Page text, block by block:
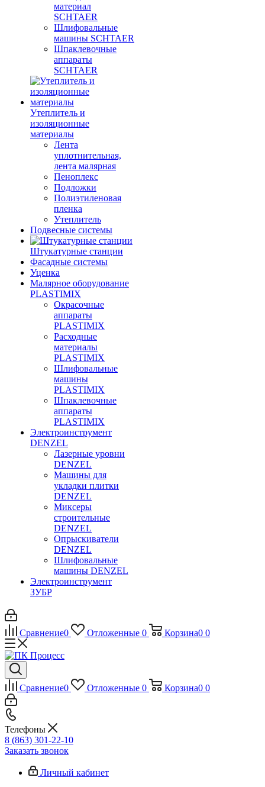
материал
SCHTAER
Шлифовальные
машины SCHTAER
Шпаклевочные
аппараты
SCHTAER
Утеплитель и
изоляционные
материалы
Лента
уплотнительная,
лента малярная
Пеноплекс
Подложки
Полиэтиленовая
пленка
Утеплитель
Подвесные системы
Штукатурные станции
Фасадные системы
Уценка
Малярное оборудование
PLASTIMIX
Окрасочные
аппараты
PLASTIMIX
Расходные
материалы
PLASTIMIX
Шлифовальные
машины
PLASTIMIX
Шпаклевочные
аппараты
PLASTIMIX
Электроинструмент
DENZEL
Лазерные уровни
DENZEL
Машины для
укладки плитки
DENZEL
Миксеры
строительные
DENZEL
Опрыскиватели
DENZEL
Шлифовальные
машины DENZEL
Электроинструмент
ЗУБР
Сравнение0 Отложенные 0 Корзина0 0
Сравнение0 Отложенные 0 Корзина0 0
Телефоны
8 (863) 301-22-10
Заказать звонок
Личный кабинет